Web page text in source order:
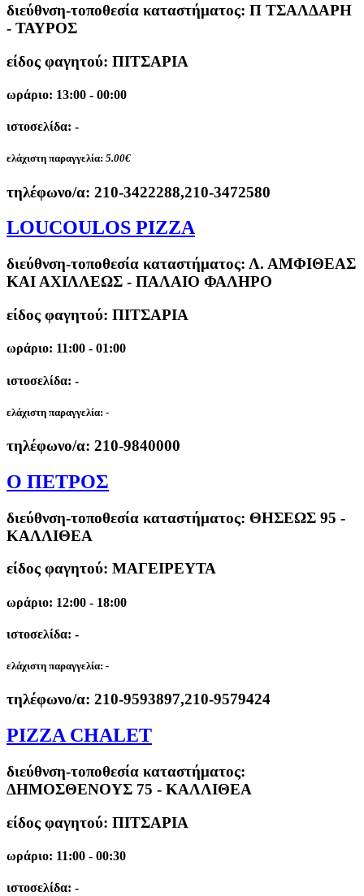
διεύθνση-τοποθεσία καταστήματος: Π ΤΣΑΛΔΑΡΗ
- ΤΑΥΡΟΣ
είδος φαγητού: ΠΙΤΣΑΡΙΑ
ωράριο: 13:00 - 00:00
ιστοσελίδα: -
ελάχιστη παραγγελία: 5.00€
τηλέφωνο/α: 210-3422288,210-3472580
LOUCOULOS PIZZA
διεύθνση-τοποθεσία καταστήματος: Λ. ΑΜΦΙΘΕΑΣ
ΚΑΙ ΑΧΙΛΛΕΩΣ - ΠΑΛΑΙΟ ΦΑΛΗΡΟ
είδος φαγητού: ΠΙΤΣΑΡΙΑ
ωράριο: 11:00 - 01:00
ιστοσελίδα: -
ελάχιστη παραγγελία: -
τηλέφωνο/α: 210-9840000
Ο ΠΕΤΡΟΣ
διεύθνση-τοποθεσία καταστήματος: ΘΗΣΕΩΣ 95 -
ΚΑΛΛΙΘΕΑ
είδος φαγητού: ΜΑΓΕΙΡΕΥΤΑ
ωράριο: 12:00 - 18:00
ιστοσελίδα: -
ελάχιστη παραγγελία: -
τηλέφωνο/α: 210-9593897,210-9579424
PIZZA CHALET
διεύθνση-τοποθεσία καταστήματος:
ΔΗΜΟΣΘΕΝΟΥΣ 75 - ΚΑΛΛΙΘΕΑ
είδος φαγητού: ΠΙΤΣΑΡΙΑ
ωράριο: 11:00 - 00:30
ιστοσελίδα: -